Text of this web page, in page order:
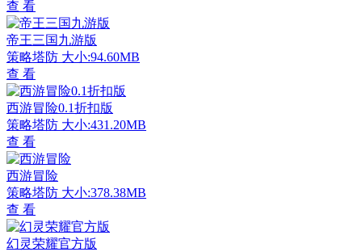
查 看
帝王三国九游版
策略塔防 大小:94.60MB
查 看
西游冒险0.1折扣版
策略塔防 大小:431.20MB
查 看
西游冒险
策略塔防 大小:378.38MB
查 看
幻灵荣耀官方版